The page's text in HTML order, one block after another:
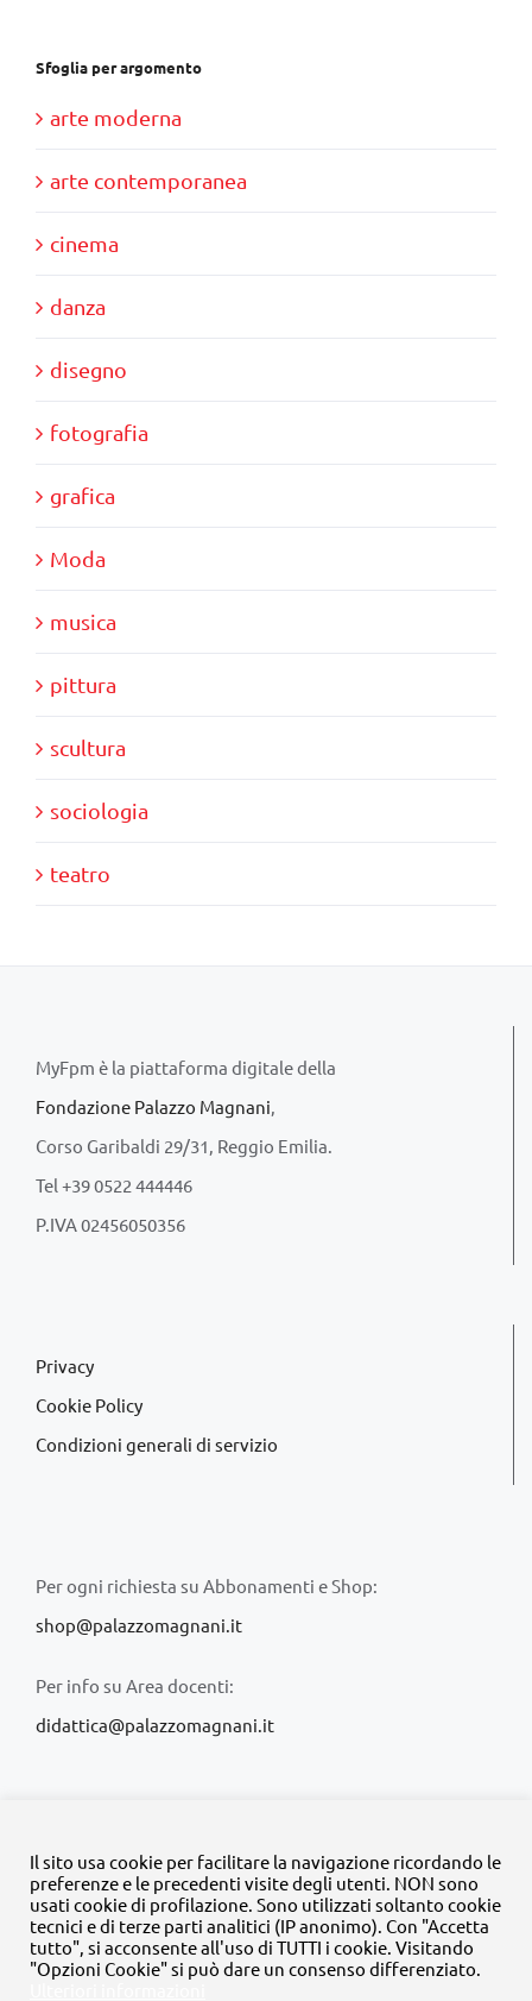
Sfoglia per argomento
arte moderna
arte contemporanea
cinema
danza
disegno
fotografia
grafica
Moda
musica
pittura
scultura
sociologia
teatro
MyFpm è la piattaforma digitale della
Fondazione Palazzo Magnani,
Corso Garibaldi 29/31, Reggio Emilia.
Tel +39 0522 444446
P.IVA 02456050356
Privacy
Cookie Policy
Condizioni generali di servizio
Per ogni richiesta su Abbonamenti e Shop:
shop@palazzomagnani.it
Per info su Area docenti:
didattica@palazzomagnani.it
© Copyright 2020 -2026 | Tutti i diritti riservati | MyFpm è un
progetto dellaFondazione Palazzo Magnani
Il sito usa cookie per facilitare la navigazione ricordando le
preferenze e le precedenti visite degli utenti. NON sono
usati cookie di profilazione. Sono utilizzati soltanto cookie
tecnici e di terze parti analitici (IP anonimo). Con "Accetta
tutto", si acconsente all'uso di TUTTI i cookie. Visitando
"Opzioni Cookie" si può dare un consenso differenziato.